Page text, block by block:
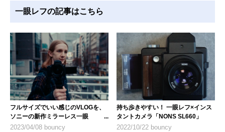
一眼レフの記事はこちら
フルサイズでいい感じのVLOGを、
ソニーの新作ミラーレス一眼
「VLOGCAM ZV-E1」
2023/04/08 bouncy
持ち歩きやすい！ 一眼レフ×インス
タントカメラ「NONS SL660」
2022/10/22 bouncy